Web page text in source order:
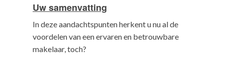
Uw samenvatting
In deze aandachtspunten herkent u nu al de
voordelen van een ervaren en betrouwbare
makelaar, toch?